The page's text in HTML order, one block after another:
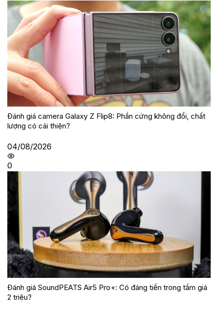
Đánh giá camera Galaxy Z Flip8: Phần cứng không đổi, chất
lượng có cái thiện?
04/08/2026
0
Đánh giá SoundPEATS Air5 Pro+: Có đáng tiền trong tầm giá
2 triệu?